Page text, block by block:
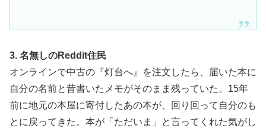
3. 名無しのReddit住民
オンラインで中古の『灯台へ』を注文したら、届いた本に
自分の名前と昔書いたメモがそのまま残っていた。15年
前に地元の本屋に寄付したあの本が、回り回って自分のも
とに戻ってきた。本が「ただいま」と言ってくれた気がし